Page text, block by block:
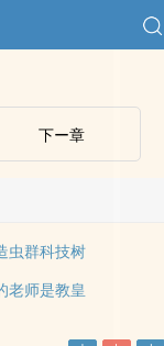
下ー章
虫群科技树
老师是教皇